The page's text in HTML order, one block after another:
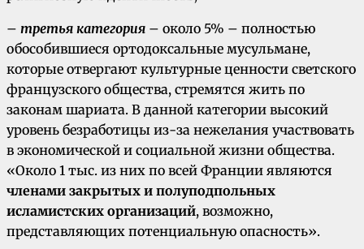
– третья категория – около 5% – полностью
обособившиеся ортодоксальные мусульмане,
которые отвергают культурные ценности светского
французского общества, стремятся жить по
законам шариата. В данной категории высокий
уровень безработицы из-за нежелания участвовать
в экономической и социальной жизни общества.
«Около 1 тыс. из них по всей Франции являются
членами закрытых и полуподпольных
исламистских организаций, возможно,
представляющих потенциальную опасность».